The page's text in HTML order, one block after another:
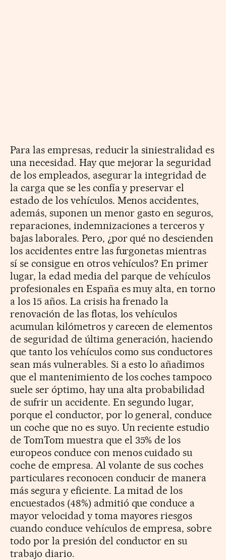
Para las empresas, reducir la siniestralidad es
una necesidad. Hay que mejorar la seguridad
de los empleados, asegurar la integridad de
la carga que se les confía y preservar el
estado de los vehículos. Menos accidentes,
además, suponen un menor gasto en seguros,
reparaciones, indemnizaciones a terceros y
bajas laborales. Pero, ¿por qué no descienden
los accidentes entre las furgonetas mientras
sí se consigue en otros vehículos? En primer
lugar, la edad media del parque de vehículos
profesionales en España es muy alta, en torno
a los 15 años. La crisis ha frenado la
renovación de las flotas, los vehículos
acumulan kilómetros y carecen de elementos
de seguridad de última generación, haciendo
que tanto los vehículos como sus conductores
sean más vulnerables. Si a esto lo añadimos
que el mantenimiento de los coches tampoco
suele ser óptimo, hay una alta probabilidad
de sufrir un accidente. En segundo lugar,
porque el conductor, por lo general, conduce
un coche que no es suyo. Un reciente estudio
de TomTom muestra que el 35% de los
europeos conduce con menos cuidado su
coche de empresa. Al volante de sus coches
particulares reconocen conducir de manera
más segura y eficiente. La mitad de los
encuestados (48%) admitió que conduce a
mayor velocidad y toma mayores riesgos
cuando conduce vehículos de empresa, sobre
todo por la presión del conductor en su
trabajo diario.